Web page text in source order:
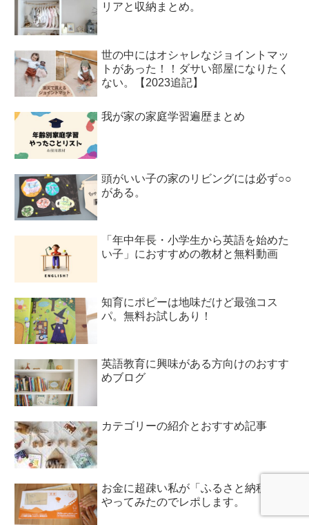
リアと収納まとめ。
世の中にはオシャレなジョイントマッ
トがあった！！ダサい部屋になりたく
ない。【2023追記】
我が家の家庭学習遍歴まとめ
頭がいい子の家のリビングには必ず○○
がある。
「年中年長・小学生から英語を始めた
い子」におすすめの教材と無料動画
知育にポピーは地味だけど最強コス
パ。無料お試しあり！
英語教育に興味がある方向けのおすす
めブログ
カテゴリーの紹介とおすすめ記事
お金に超疎い私が「ふるさと納税」を
やってみたのでレポします。